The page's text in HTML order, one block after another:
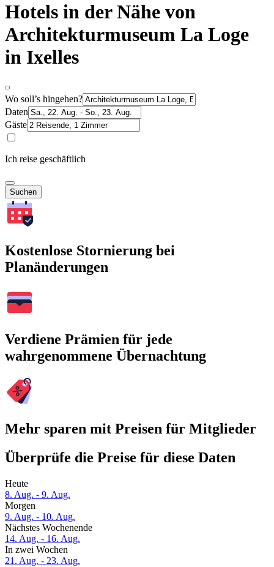
Hotels in der Nähe von
Architekturmuseum La Loge
in Ixelles
Wo soll’s hingehen?
Daten
Gäste
Ich reise geschäftlich
Suchen
Kostenlose Stornierung bei
Planänderungen
Verdiene Prämien für jede
wahrgenommene Übernachtung
Mehr sparen mit Preisen für Mitglieder
Überprüfe die Preise für diese Daten
Heute
8. Aug. - 9. Aug.
Morgen
9. Aug. - 10. Aug.
Nächstes Wochenende
14. Aug. - 16. Aug.
In zwei Wochen
21. Aug. - 23. Aug.